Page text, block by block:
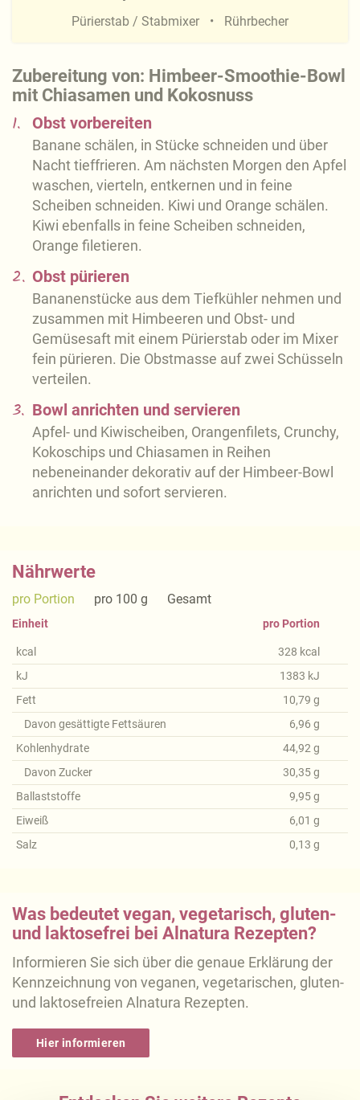
Zubereitung von: Himbeer-Smoothie-Bowl
mit Chiasamen und Kokosnuss
1. Obst vorbereiten
Banane schälen, in Stücke schneiden und über
Nacht tieffrieren. Am nächsten Morgen den Apfel
waschen, vierteln, entkernen und in feine
Scheiben schneiden. Kiwi und Orange schälen.
Kiwi ebenfalls in feine Scheiben schneiden,
Orange filetieren.
2. Obst pürieren
Bananenstücke aus dem Tiefkühler nehmen und
zusammen mit Himbeeren und Obst- und
Gemüsesaft mit einem Pürierstab oder im Mixer
fein pürieren. Die Obstmasse auf zwei Schüsseln
verteilen.
3. Bowl anrichten und servieren
Apfel- und Kiwischeiben, Orangenfilets, Crunchy,
Kokoschips und Chiasamen in Reihen
nebeneinander dekorativ auf der Himbeer-Bowl
anrichten und sofort servieren.
Pürierstab / Stabmixer Rührbecher
Nährwerte
pro Portion pro 100 g Gesamt
Einheit
kcal
kJ
Fett
Davon gesättigte Fettsäuren
Kohlenhydrate
Davon Zucker
Ballaststoffe
Eiweiß
Salz
pro Portion
328 kcal
1383 kJ
10,79 g
6,96 g
44,92 g
30,35g
9,95g
6,01 g
0,13 g
Was bedeutet vegan, vegetarisch, gluten-
und laktosefrei bei Alnatura Rezepten?
Informieren Sie sich über die genaue Erklärung der
Kennzeichnung von veganen, vegetarischen, gluten-
und laktosefreien Alnatura Rezepten.
Hier informieren